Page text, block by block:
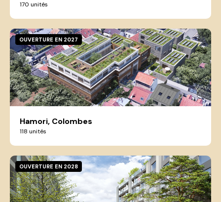
170 unités
Hamori, Colombes
118 unités
OUVERTURE EN 2027
OUVERTURE EN 2028